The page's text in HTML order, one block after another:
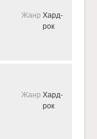
Жанр Хард-
рок
Жанр Хард-
рок